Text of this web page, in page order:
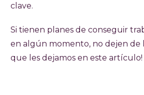
clave.
Si tienen planes de conseguir
en algún momento, no dejen de
que les dejamos en este artículo!